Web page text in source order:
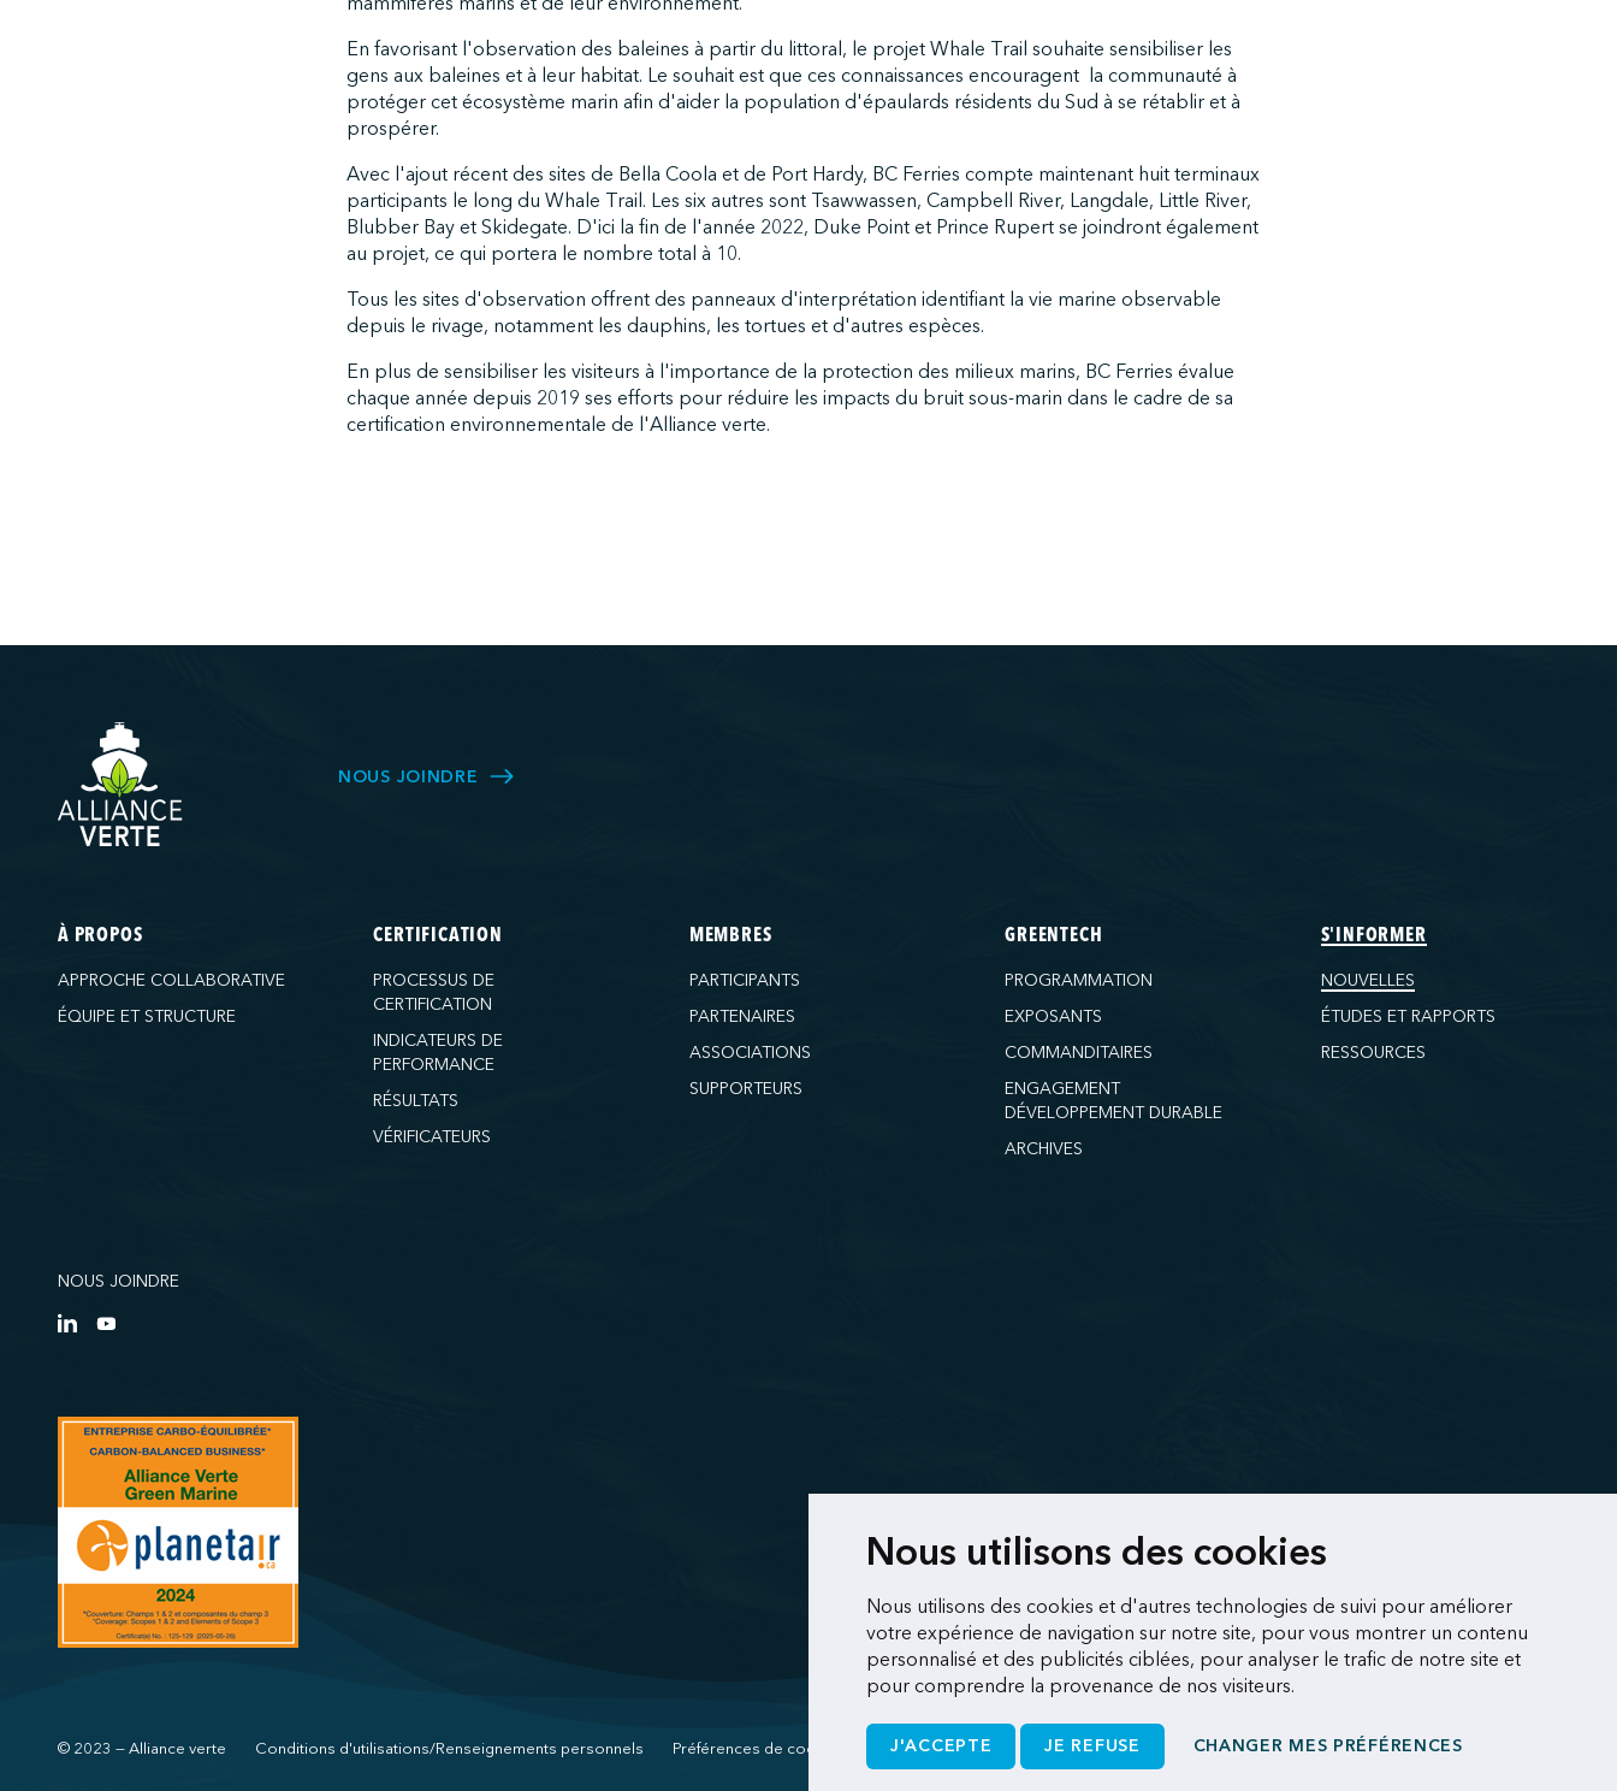
Nous utilisons des cookies
Nous utilisons des cookies et d'autres technologies de suivi pour améliorer
votre expérience de navigation sur notre site, pour vous montrer un contenu
personnalisé et des publicités ciblées, pour analyser le trafic de notre site et
pour comprendre la provenance de nos visiteurs.
J'ACCEPTE JE REFUSE CHANGER MES PRÉFÉRENCES
En favorisant l'observation des baleines à partir du littoral, le projet Whale Trail souhaite sensibiliser les
gens aux baleines et à leur habitat. Le souhait est que ces connaissances encouragent la communauté à
protéger cet écosystème marin afin d'aider la population d'épaulards résidents du Sud à se rétablir et à
prospérer.
Avec l'ajout récent des sites de Bella Coola et de Port Hardy, BC Ferries compte maintenant huit terminaux
participants le long du Whale Trail. Les six autres sont Tsawwassen, Campbell River, Langdale, Little River,
Blubber Bay et Skidegate. D'ici la fin de l'année 2022, Duke Point et Prince Rupert se joindront également
au projet, ce qui portera le nombre total à 10.
Tous les sites d'observation offrent des panneaux d'interprétation identifiant la vie marine observable
depuis le rivage, notamment les dauphins, les tortues et d'autres espèces.
En plus de sensibiliser les visiteurs à l'importance de la protection des milieux marins, BC Ferries évalue
chaque année depuis 2019 ses efforts pour réduire les impacts du bruit sous-marin dans le cadre de sa
certification environnementale de l'Alliance verte.
NOUS JOINDRE
À PROPOS
APPROCHE COLLABORATIVE
ÉQUIPE ET STRUCTURE
CERTIFICATION
PROCESSUS DE
CERTIFICATION
INDICATEURS DE
PERFORMANCE
RÉSULTATS
VÉRIFICATEURS
MEMBRES
PARTICIPANTS
PARTENAIRES
ASSOCIATIONS
SUPPORTEURS
GREENTECH
PROGRAMMATION
EXPOSANTS
COMMANDITAIRES
ENGAGEMENT
DÉVELOPPEMENT DURABLE
ARCHIVES
S'INFORMER
NOUVELLES
ÉTUDES ET RAPPORTS
RESSOURCES
NOUS JOINDRE
© 2023 — Alliance verte Conditions d'utilisations/Renseignements personnels Préférences de cookies